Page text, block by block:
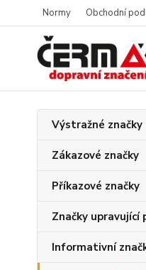
Normy Obchodní
Výstražné značky
Zákazové značky
Příkazové značky
Značky upravující
Informativní